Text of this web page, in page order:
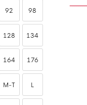
92 98
128 134
164 176
M-T L